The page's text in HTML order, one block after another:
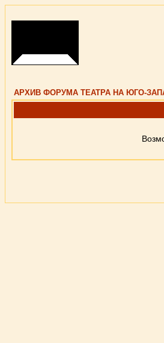
АРХИВ ФОРУМА ТЕАТРА НА ЮГО-